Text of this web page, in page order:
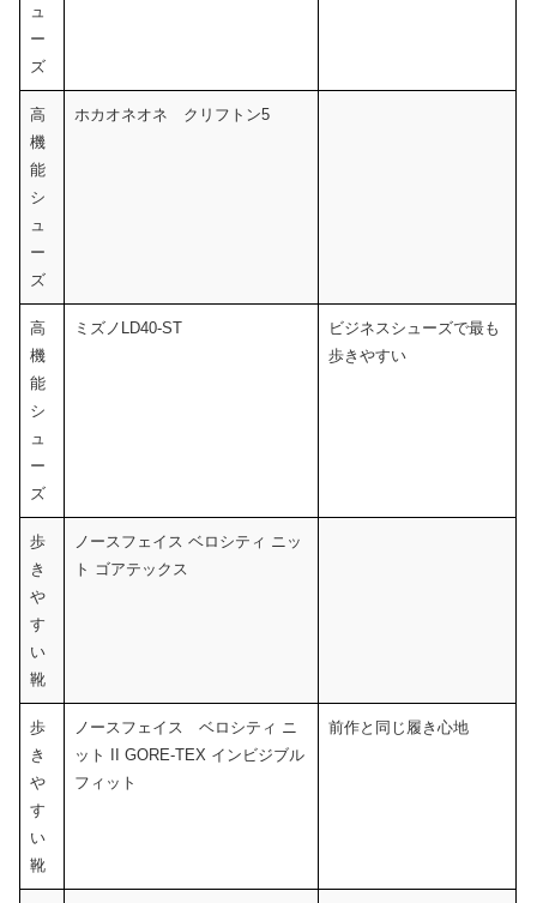
ュ
ー
ズ
高
機
能
シ
ュ
ー
ズ
ホカオネオネ クリフトン5
高
機
能
シ
ュ
ー
ズ
ミズノLD40-ST
ビジネスシューズで最も
歩きやすい
歩
き
や
す
い
靴
ノースフェイス ベロシティ ニッ
ト ゴアテックス
歩
き
や
す
い
靴
ノースフェイス ベロシティ ニ
ット II GORE-TEX インビジブル
フィット
前作と同じ履き心地